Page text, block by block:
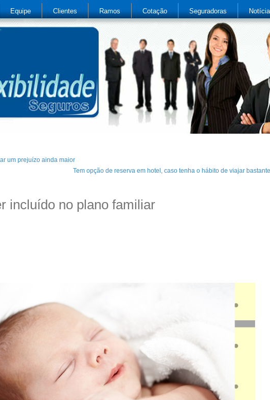
Equipe Clientes Ramos Cotação Seguradoras
um prejuízo ainda maior
Tem opção de reserva em hotel, caso tenha o hábito de viajar bastante
incluído no plano familiar